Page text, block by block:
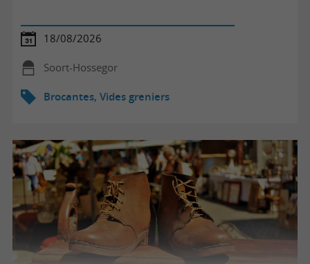
18/08/2026
Soort-Hossegor
Brocantes, Vides greniers